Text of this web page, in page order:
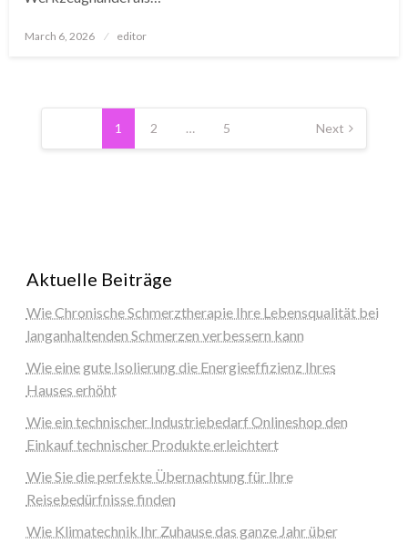
Posted
March 6, 2026 editor
Posts
pagination
1 2 … 5 Next
Aktuelle Beiträge
Wie Chronische Schmerztherapie Ihre Lebensqualität bei
langanhaltenden Schmerzen verbessern kann
Wie eine gute Isolierung die Energieeffizienz Ihres
Hauses erhöht
Wie ein technischer Industriebedarf Onlineshop den
Einkauf technischer Produkte erleichtert
Wie Sie die perfekte Übernachtung für Ihre
Reisebedürfnisse finden
Wie Klimatechnik Ihr Zuhause das ganze Jahr über